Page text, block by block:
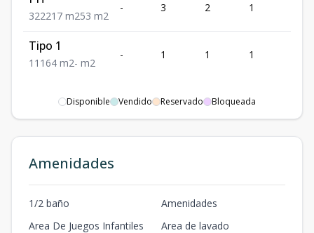
322217 m253 m2
- 3 2 1
Tipo 1
1 1 1 64 m2- m2
- 1 1 1
Disponible Vendido Reservado Bloqueada
Amenidades
1/2 baño
Amenidades
Area De Juegos Infantiles
Area de lavado